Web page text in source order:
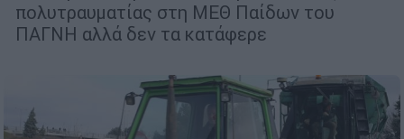
πολυτραυματίας στη ΜΕΘ Παίδων του
ΠΑΓΝΗ αλλά δεν τα κατάφερε